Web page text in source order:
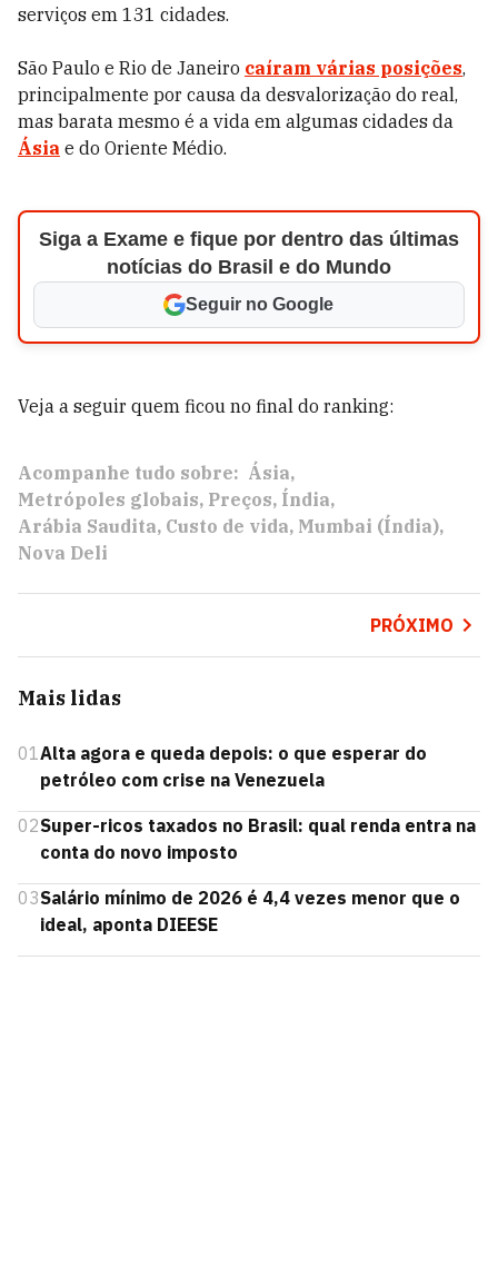
serviços em 131 cidades.
São Paulo e Rio de Janeiro caíram várias posições,
principalmente por causa da desvalorização do real,
mas barata mesmo é a vida em algumas cidades da
Ásia e do Oriente Médio.
Siga a Exame e fique por dentro das últimas
notícias do Brasil e do Mundo
Seguir no Google
Veja a seguir quem ficou no final do ranking:
Acompanhe tudo sobre: Ásia
Metrópoles globais Preços Índia
Arábia Saudita Custo de vida Mumbai (Índia)
Nova Deli
PRÓXIMO
Mais lidas
01Alta agora e queda depois: o que esperar do
petróleo com crise na Venezuela
02Super-ricos taxados no Brasil: qual renda entra na
conta do novo imposto
03Salário mínimo de 2026 é 4,4 vezes menor que o
ideal, aponta DIEESE